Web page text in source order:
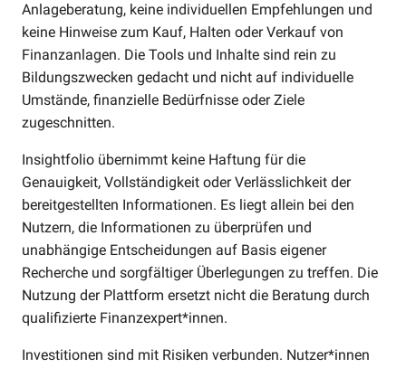
Anlageberatung, keine individuellen Empfehlungen und
keine Hinweise zum Kauf, Halten oder Verkauf von
Finanzanlagen. Die Tools und Inhalte sind rein zu
Bildungszwecken gedacht und nicht auf individuelle
Umstände, finanzielle Bedürfnisse oder Ziele
zugeschnitten.
Insightfolio übernimmt keine Haftung für die
Genauigkeit, Vollständigkeit oder Verlässlichkeit der
bereitgestellten Informationen. Es liegt allein bei den
Nutzern, die Informationen zu überprüfen und
unabhängige Entscheidungen auf Basis eigener
Recherche und sorgfältiger Überlegungen zu treffen. Die
Nutzung der Plattform ersetzt nicht die Beratung durch
qualifizierte Finanzexpert*innen.
Investitionen sind mit Risiken verbunden. Nutzer*innen